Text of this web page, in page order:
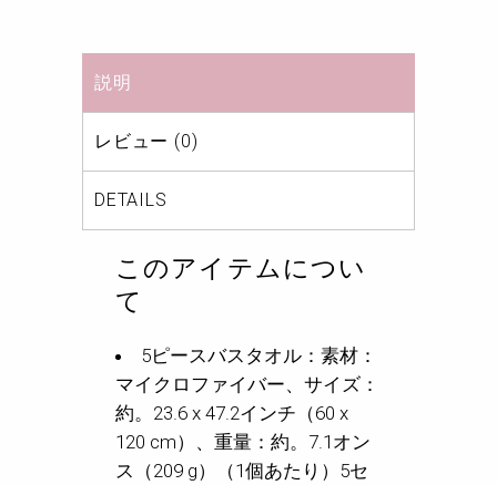
説明
レビュー (0)
DETAILS
このアイテムについ
て
5ピースバスタオル：素材：
マイクロファイバー、サイズ：
約。23.6 x 47.2インチ（60 x
120 cm）、重量：約。7.1オン
ス（209 g）（1個あたり）5セ